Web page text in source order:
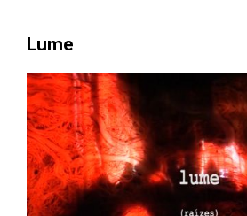
Lume